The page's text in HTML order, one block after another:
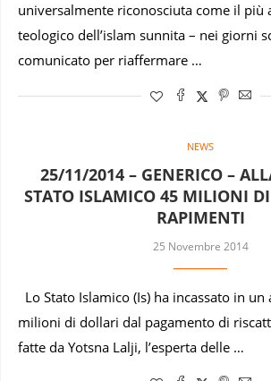
universalmente riconosciuta come il più
teologico dell’islam sunnita – nei giorni
comunicato per riaffermare …
NEWS
25/11/2014 – GENERICO –
STATO ISLAMICO 45 MILIONI
RAPIMENTI
25 Novembre 2014
Lo Stato Islamico (Is) ha incassato in
milioni di dollari dal pagamento di
fatte da Yotsna Lalji, l’esperta delle …